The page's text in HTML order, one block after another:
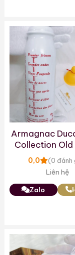
Armagnac
Collection
Brandy
0,0 (0 đánh
Liên hệ
Zalo